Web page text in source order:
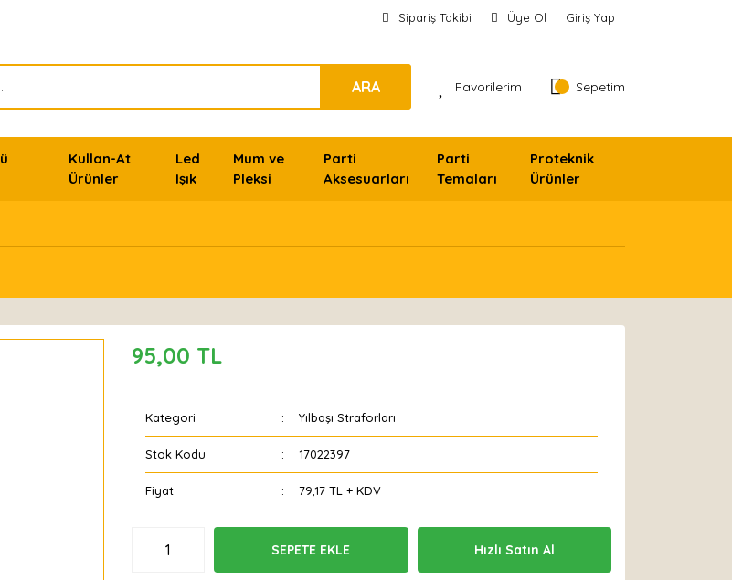
Sipariş Takibi Üye Ol Giriş Yap
ARA Favorilerim Sepetim
Kullan-At
Ürünler
Led
Işık
Mum ve
Pleksi
Parti
Aksesuarları
Parti
Temaları
Proteknik
Ürünler
95,00 TL
Kategori Yılbaşı Straforları
Stok Kodu 17022397
Fiyat 79,17 TL + KDV
SEPETE EKLE Hızlı Satın Al